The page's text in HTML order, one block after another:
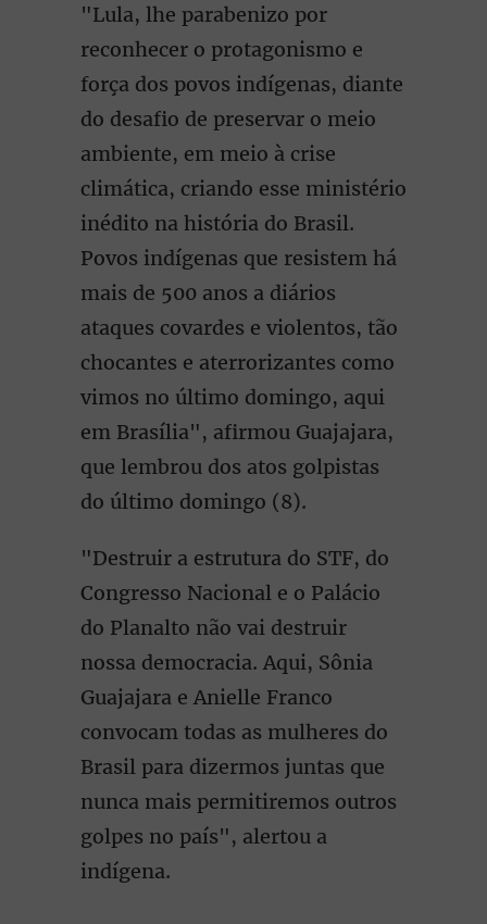
"Lula, lhe parabenizo por
reconhecer o protagonismo e
força dos povos indígenas, diante
do desafio de preservar o meio
ambiente, em meio à crise
climática, criando esse ministério
inédito na história do Brasil.
Povos indígenas que resistem há
mais de 500 anos a diários
ataques covardes e violentos, tão
chocantes e aterrorizantes como
vimos no último domingo, aqui
em Brasília", afirmou Guajajara,
que lembrou dos atos golpistas
do último domingo (8).
"Destruir a estrutura do STF, do
Congresso Nacional e o Palácio
do Planalto não vai destruir
nossa democracia. Aqui, Sônia
Guajajara e Anielle Franco
convocam todas as mulheres do
Brasil para dizermos juntas que
nunca mais permitiremos outros
golpes no país", alertou a
indígena.